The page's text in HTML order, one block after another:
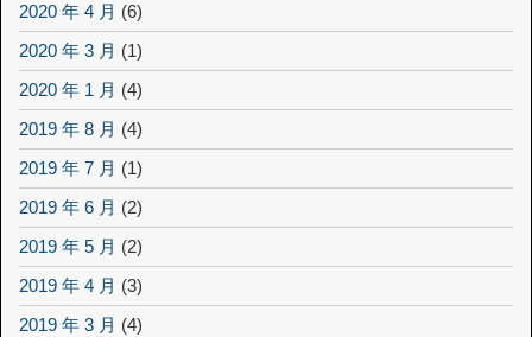
2020 年 4 月 (6)
2020 年 3 月 (1)
2020 年 1 月 (4)
2019 年 8 月 (4)
2019 年 7 月 (1)
2019 年 6 月 (2)
2019 年 5 月 (2)
2019 年 4 月 (3)
2019 年 3 月 (4)